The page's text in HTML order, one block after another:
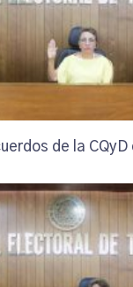
de la CQyD